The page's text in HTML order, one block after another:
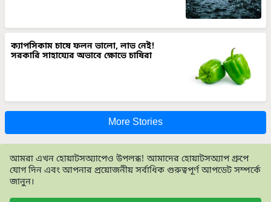
ক্যাপসিকাম চাষে ফলন ভালো, লাভ নেই!
সরকারি সাহায্যের অভাবে ক্ষোভে চাষিরা
More Stories
আমরা এখন হোয়াটসঅ্যাপেও উপলব্ধ! আমাদের হোয়াটসঅ্যাপ গ্রুপে
যোগ দিন এবং আপনার প্রয়োজনীয় সর্বাধিক গুরুত্বপূর্ণ আপডেট সম্পর্কে
জানুন।